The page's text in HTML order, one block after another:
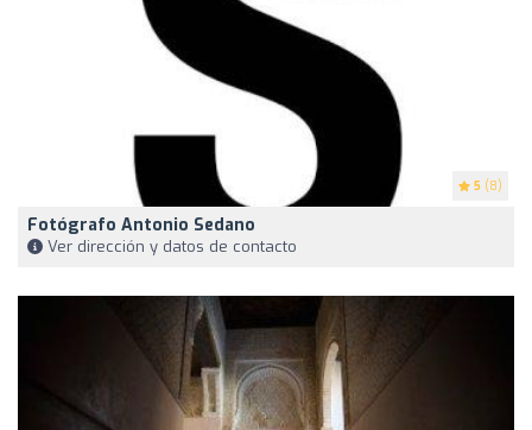
5 (8)
Fotógrafo Antonio Sedano
Ver dirección y datos de contacto